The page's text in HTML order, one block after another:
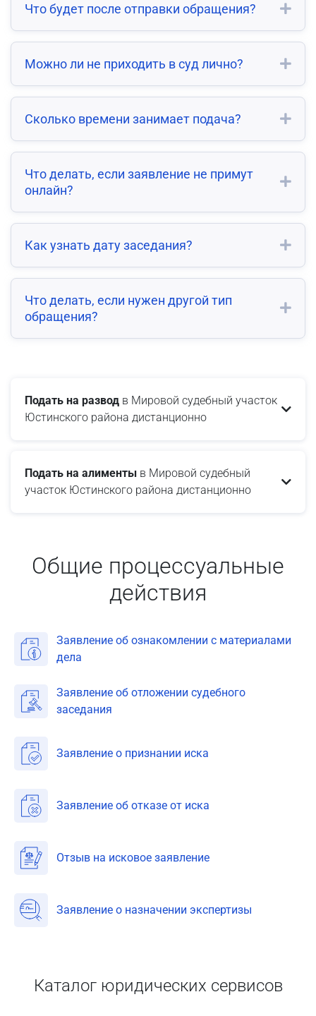
Что будет после отправки обращения?
Можно ли не приходить в суд лично?
Сколько времени занимает подача?
Что делать, если заявление не примут
онлайн?
Как узнать дату заседания?
Что делать, если нужен другой тип
обращения?
Подать на развод в Мировой судебный участок
Юстинского района дистанционно
Подать на алименты в Мировой судебный
участок Юстинского района дистанционно
Общие процессуальные
действия
Заявление об ознакомлении с материалами
дела
Заявление об отложении судебного
заседания
Заявление о признании иска
Заявление об отказе от иска
Отзыв на исковое заявление
Заявление о назначении экспертизы
Каталог юридических сервисов